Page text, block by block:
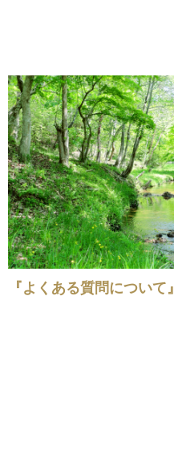
『よくある質問について』